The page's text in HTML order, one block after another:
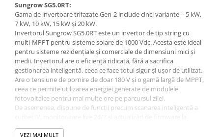
Sungrow SG5.0RT:
Gama de invertoare trifazate Gen-2 include cinci variante – 5 kW,
7 kW, 10 kW, 15 kW și 20 kW.
Invertorul Sungrow SG5.0RT este un invertor de tip string cu
multi-MPPT pentru sisteme solare de 1000 Vdc. Acesta este ideal
pentru sisteme rezidențiale și comerciale de dimensiuni mici și
medii. Invertorul are o eficiență ridicată, fără a sacrifica
gestionarea inteligentă, ceea ce face totul sigur și ușor de utilizat.
Are o tensiune de pornire de doar 180 V și o gamă largă de MPPT,
ceea ce permite utilizarea energiei generate de modulele
fotovoltaice pentru mai multe ore pe parcursul zilei.
De asemenea, dispune de funcții precum scanarea inteligentă a
distanță.
VEZI MAI MULT